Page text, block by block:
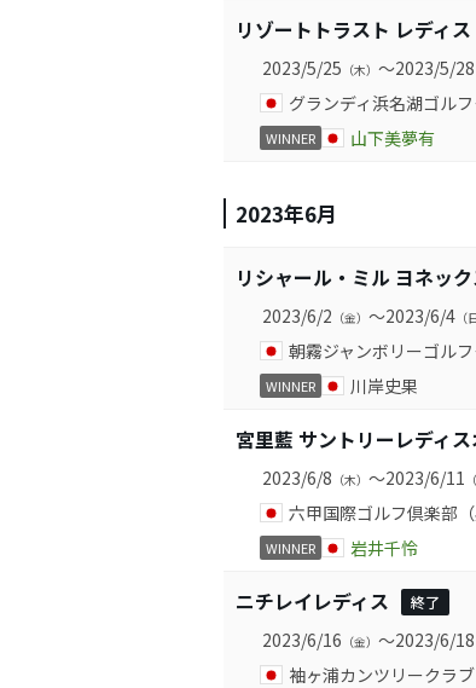
リゾートトラスト レディス
2023/5/25 （木） ～2023/5/28
グランディ浜名湖ゴルフ
WINNER 山下美夢有
2023年6月
リシャール・ミル ヨネッ
2023/6/2 （金） ～2023/6/4 （
朝霧ジャンボリーゴルフ
WINNER 川岸史果
宮里藍 サントリーレディ
2023/6/8 （木） ～2023/6/11
六甲国際ゴルフ倶楽部（
WINNER 岩井千怜
ニチレイレディス 終了
2023/6/16 （金） ～2023/6/18
袖ヶ浦カンツリークラ